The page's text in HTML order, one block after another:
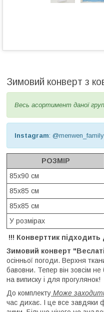
Зимовий конверт з
Весь асортимент даної
Instagram: @menwen_family
РОЗМІР
85х90 см
85х85 см
85х85 см
У розмірах
!!! Конверттик
Зимовий конверт
осінньої погоди. Верхня
бавовни. Тепер він зовсім
на виписку і для прогулянок!
До комплекту Може
час дихає. І це все завдяки